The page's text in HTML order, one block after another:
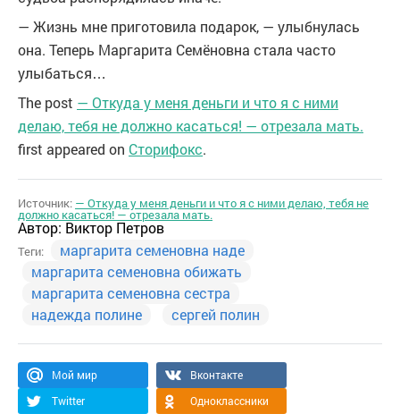
— Жизнь мне приготовила подарок, — улыбнулась
она. Теперь Маргарита Семёновна стала часто
улыбаться…
The post — Откуда у меня деньги и что я с ними
делаю, тебя не должно касаться! — отрезала мать.
first appeared on Сторифокс.
Источник: — Откуда у меня деньги и что я с ними делаю, тебя не
должно касаться! — отрезала мать.
Автор: Виктор Петров
Теги:
маргарита семеновна наде
маргарита семеновна обижать
маргарита семеновна сестра
надежда полине
сергей полин
Мой мир
Вконтакте
Twitter
Одноклассники